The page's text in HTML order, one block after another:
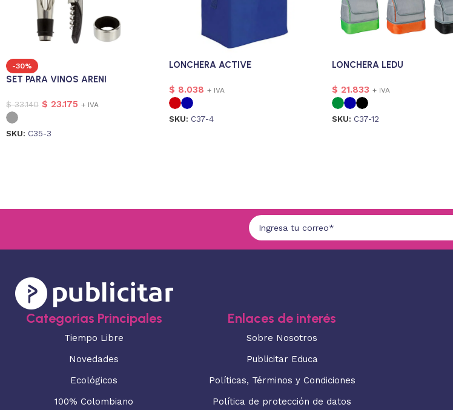
-30%
SET PARA VINOS ARENI
$33.140 $ 23.175 + IVA
SKU: C35-3
LONCHERA ACTIVE
$ 8.038 + IVA
SKU: C37-4
LONCHERA LEDU
$ 21.833 + IVA
SKU: C37-12
Categorias Principales
Tiempo Libre
Novedades
Ecológicos
100% Colombiano
Enlaces de interés
Sobre Nosotros
Publicitar Educa
Políticas, Términos y Condiciones
Política de protección de datos